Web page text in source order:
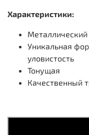
Характеристики:
Уникальная
уловистость
Тонущая
Качественный